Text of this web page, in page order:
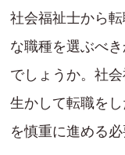
社会福祉士から
な職種を選ぶべ
でしょうか。社
生かして転職を
を慎重に進める必